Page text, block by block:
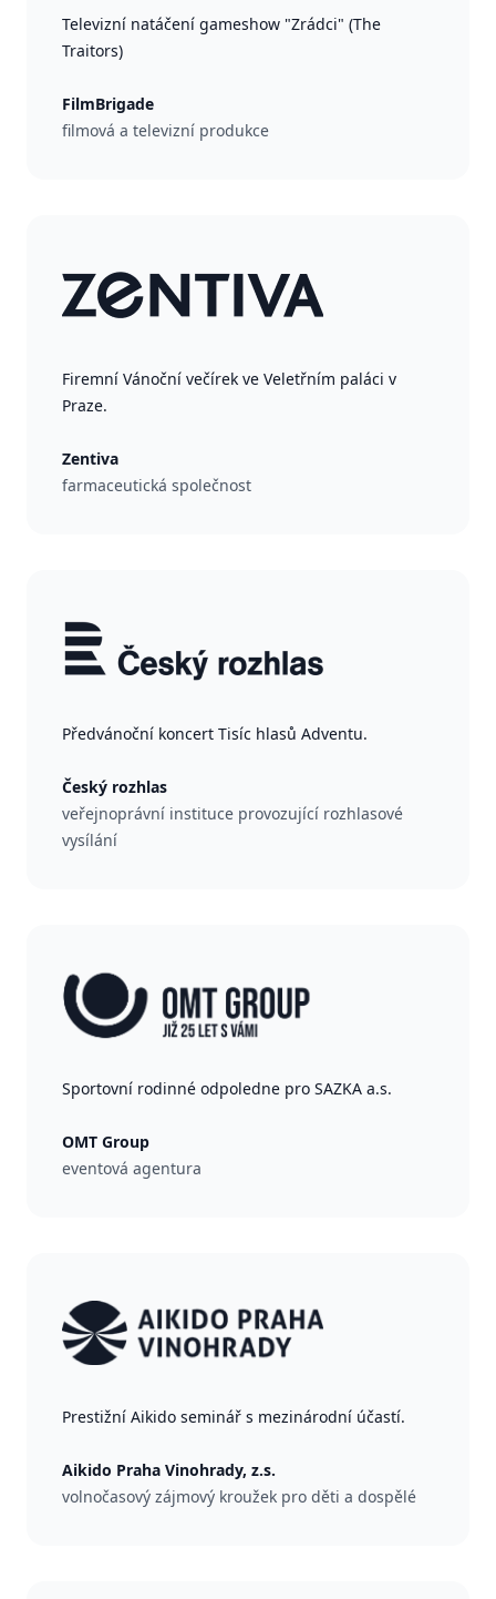
Televizní natáčení gameshow "Zrádci" (The
Traitors)
FilmBrigade
filmová a televizní produkce
Firemní Vánoční večírek ve Veletřním paláci v
Praze.
Zentiva
farmaceutická společnost
Předvánoční koncert Tisíc hlasů Adventu.
Český rozhlas
veřejnoprávní instituce provozující rozhlasové
vysílání
Sportovní rodinné odpoledne pro SAZKA a.s.
OMT Group
eventová agentura
Prestižní Aikido seminář s mezinárodní účastí.
Aikido Praha Vinohrady, z.s.
volnočasový zájmový kroužek pro děti a dospělé